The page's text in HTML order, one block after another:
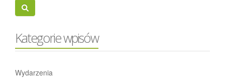
Kategorie wpisów
Wydarzenia